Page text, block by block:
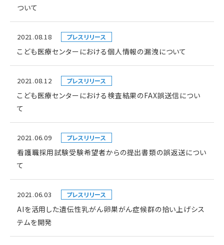
ついて
2021.08.18 プレスリリース
こども医療センターにおける個人情報の漏洩について
2021.08.12 プレスリリース
こども医療センターにおける検査結果のFAX誤送信につい
て
2021.06.09 プレスリリース
看護職採用試験受験希望者からの提出書類の誤返送につい
て
2021.06.03 プレスリリース
AIを活用した遺伝性乳がん卵巣がん症候群の拾い上げシス
テムを開発